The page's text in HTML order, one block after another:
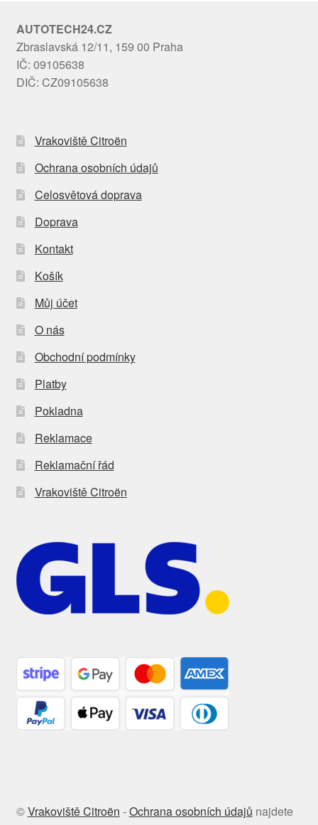
AUTOTECH24.CZ
Zbraslavská 12/11, 159 00 Praha
IČ: 09105638
DIČ: CZ09105638
Vrakoviště Citroën
Ochrana osobních údajů
Celosvětová doprava
Doprava
Kontakt
Košík
Můj účet
O nás
Obchodní podmínky
Platby
Pokladna
Reklamace
Reklamační řád
Vrakoviště Citroën
©Vrakoviště Citroën -Ochrana osobních údajů najdete